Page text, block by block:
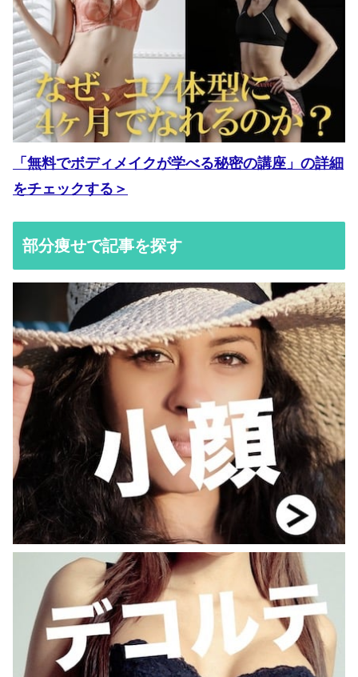
「無料でボディメイクが学べる秘密の講座」の詳細
をチェックする＞
部分痩せで記事を探す